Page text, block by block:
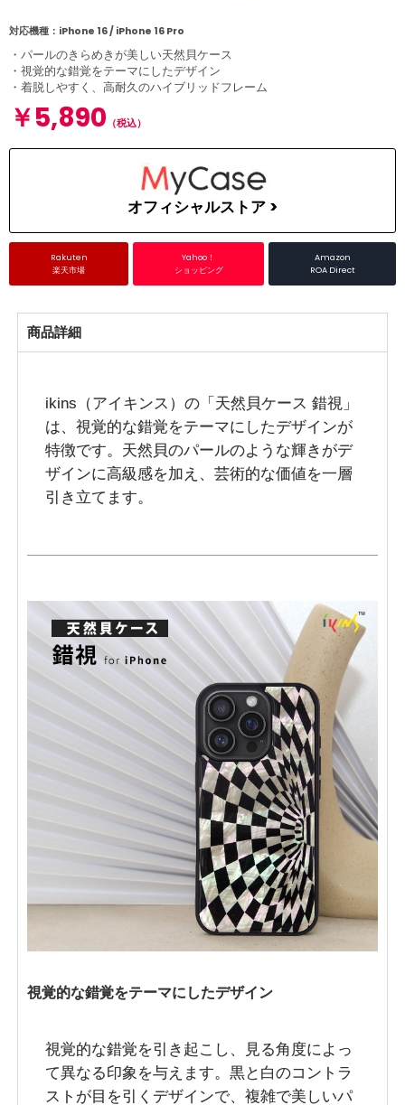
対応機種：iPhone 16 / iPhone 16 Pro
・パールのきらめきが美しい天然貝ケース
・視覚的な錯覚をテーマにしたデザイン
・着脱しやすく、高耐久のハイブリッドフレーム
￥5,890 （税込）
オフィシャルストア >
Rakuten
楽天市場
Yahoo！
ショッピング
Amazon
ROA Direct
商品詳細
ikins（アイキンス）の「天然貝ケース 錯視」
は、視覚的な錯覚をテーマにしたデザインが
特徴です。天然貝のパールのような輝きがデ
ザインに高級感を加え、芸術的な価値を一層
引き立てます。
視覚的な錯覚をテーマにしたデザイン
視覚的な錯覚を引き起こし、見る角度によっ
て異なる印象を与えます。黒と白のコントラ
ストが目を引くデザインで、複雑で美しいパ